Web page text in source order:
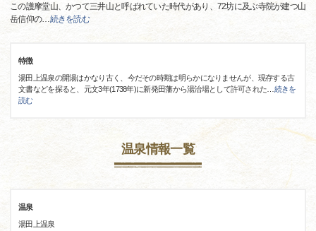
この護摩堂山、かつて三井山と呼ばれていた時代があり、72坊に及ぶ寺院が建つ山
岳信仰の…続きを読む
特徴
湯田上温泉の開湯はかなり古く、今だその時期は明らかになりませんが、現存する古
文書などを探ると、元文3年(1738年)に新発田藩から湯治場として許可された
続きを
読む
温泉情報一覧
温泉
湯田上温泉